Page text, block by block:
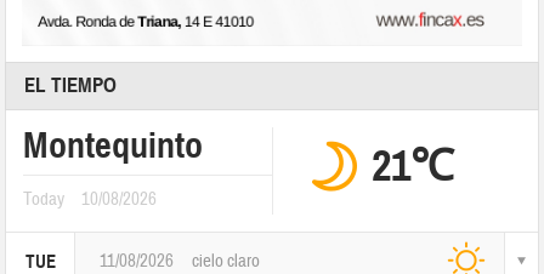
EL TIEMPO
Montequinto
Today 10/08/2026
21℃
TUE 11/08/2026 cielo claro